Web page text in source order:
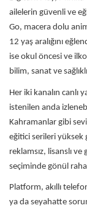
ailelerin güvenli ve
Go, macera dolu
12 yaş aralığını
ise okul öncesi ve
bilim, sanat ve
Her iki kanalın canlı
istenilen anda
Kahramanlar gibi
eğitici serileri
reklamsız, lisanslı
seçiminde gönül
Platform, akıllı
ya da seyahatte